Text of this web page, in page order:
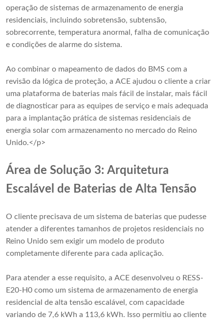
operação de sistemas de armazenamento de energia
residenciais, incluindo sobretensão, subtensão,
sobrecorrente, temperatura anormal, falha de comunicação
e condições de alarme do sistema.
Ao combinar o mapeamento de dados do BMS com a
revisão da lógica de proteção, a ACE ajudou o cliente a criar
uma plataforma de baterias mais fácil de instalar, mais fácil
de diagnosticar para as equipes de serviço e mais adequada
para a implantação prática de sistemas residenciais de
energia solar com armazenamento no mercado do Reino
Unido.</p>
Área de Solução 3: Arquitetura
Escalável de Baterias de Alta Tensão
O cliente precisava de um sistema de baterias que pudesse
atender a diferentes tamanhos de projetos residenciais no
Reino Unido sem exigir um modelo de produto
completamente diferente para cada aplicação.
Para atender a esse requisito, a ACE desenvolveu o RESS-
E20-H0 como um sistema de armazenamento de energia
residencial de alta tensão escalável, com capacidade
variando de 7,6 kWh a 113,6 kWh. Isso permitiu ao cliente